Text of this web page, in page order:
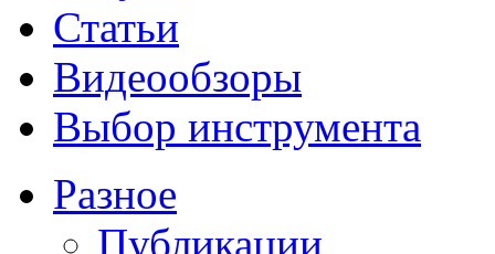
Статьи
Видеообзоры
Выбор инструмента
Разное
Публикации